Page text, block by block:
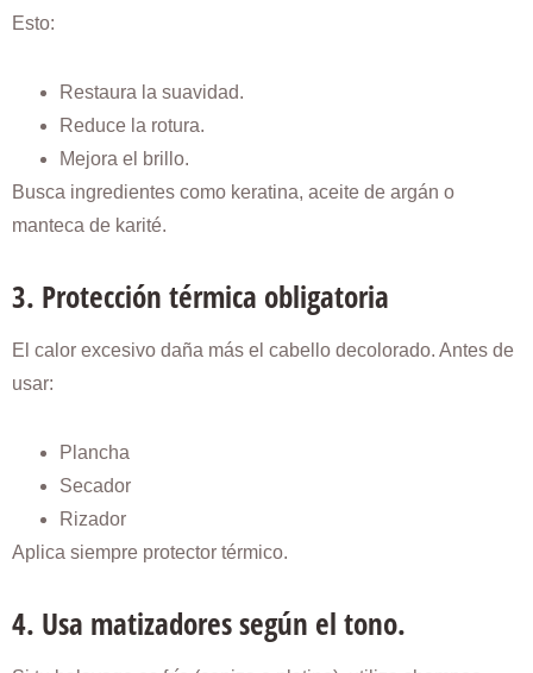
Esto:
Restaura la suavidad.
Reduce la rotura.
Mejora el brillo.
Busca ingredientes como keratina, aceite de argán o
manteca de karité.
3. Protección térmica obligatoria
El calor excesivo daña más el cabello decolorado. Antes de
usar:
Plancha
Secador
Rizador
Aplica siempre protector térmico.
4. Usa matizadores según el tono.